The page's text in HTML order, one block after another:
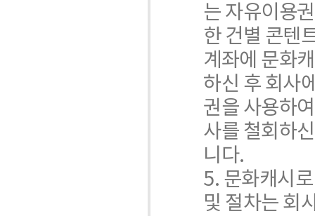
는 자유이용
한 건별 콘텐
계좌에 문화
하신 후 회사
권을 사용하
사를 철회하
니다.
5. 문화캐시
및 절차는 회